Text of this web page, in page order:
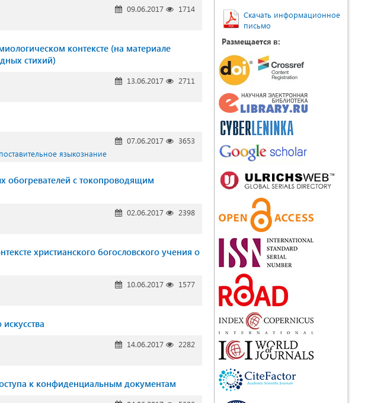
09.06.2017
1714
контексте (на материале
стихий)
13.06.2017
2711
07.06.2017
3653
языкознание
обогревателей с токопроводящим
02.06.2017
2398
христианского богословского учения о
10.06.2017
1577
14.06.2017
2282
к конфиденциальным документам
Скачать информационное
письмо
Размещается в: